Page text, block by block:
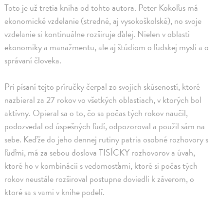
Toto je už tretia kniha od tohto autora. Peter Kokoľus má
ekonomické vzdelanie (stredné, aj vysokoškolské), no svoje
vzdelanie si kontinuálne rozširuje ďalej. Nielen v oblasti
ekonomiky a manažmentu, ale aj štúdiom o ľudskej mysli a o
správaní človeka.
Pri písaní tejto príručky čerpal zo svojich skúseností, ktoré
nazbieral za 27 rokov vo všetkých oblastiach, v ktorých bol
aktívny. Opieral sa o to, čo sa počas tých rokov naučil,
podozvedal od úspešných ľudí, odpozoroval a použil sám na
sebe. Keďže do jeho dennej rutiny patria osobné rozhovory s
ľuďmi, má za sebou doslova TISÍCKY rozhovorov a úvah,
ktoré ho v kombinácii s vedomosťami, ktoré si počas tých
rokov neustále rozširoval postupne doviedli k záverom, o
ktoré sa s vami v knihe podelí.